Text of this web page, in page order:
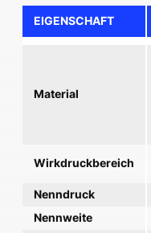
EIGENSCHAFT
Material
Wirkdruckbereich
Nenndruck
Nennweite